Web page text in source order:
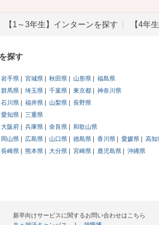
【1～3年生】インターンを探す 【4年
探す
岩手県 宮城県 秋田県 山形県
福島県
群馬県 埼玉県 千葉県 東京都
神奈川県
石川県 福井県 山梨県
長野県
愛知県
三重県
大阪府 兵庫県 奈良県
和歌山県
岡山県 広島県 山口県 徳島県 香川県 愛媛県
高知
長崎県 熊本県 大分県 宮崎県 鹿児島県
沖縄県
新卒向けサービスに関するお問い合わせはこちら